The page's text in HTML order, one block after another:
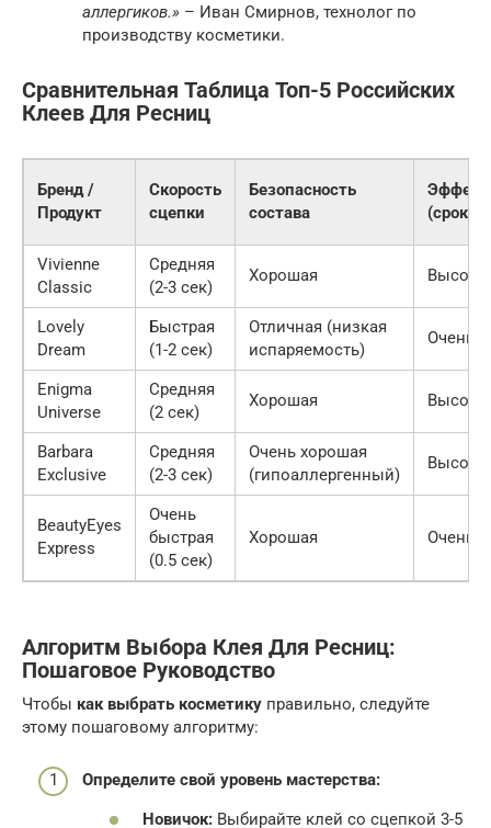
аллергиков.» – Иван Смирнов, технолог по
производству косметики.
Сравнительная Таблица Топ-5 Российских
Клеев Для Ресниц
Бренд /
Продукт
Скорость
сцепки
Безопасность
состава
(срок
Vivienne
Classic
Средняя
(2-3 сек)
Хорошая
Lovely
Dream
Быстрая
(1-2 сек)
Отличная (низкая
испаряемость)
Очень
Enigma
Universe
Средняя
(2 сек)
Хорошая
Barbara
Exclusive
Средняя
(2-3 сек)
Очень хорошая
(гипоаллергенный)
BeautyEyes
Express
Очень
быстрая
(0.5 сек)
Хорошая Очень
Алгоритм Выбора Клея Для Ресниц:
Пошаговое Руководство
Чтобы как выбрать косметику правильно, следуйте
этому пошаговому алгоритму:
Определите свой уровень мастерства:
Новичок: Выбирайте клей со сцепкой 3-5